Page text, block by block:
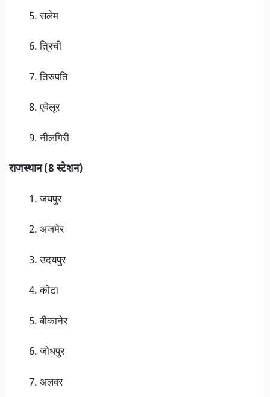
सलेम
त्रिची
तिरुपति
एवेलूर
नीलगिरी
राजस्थान (8 स्टेशन)
जयपुर
अजमेर
उदयपुर
कोटा
बीकानेर
जोधपुर
अलवर